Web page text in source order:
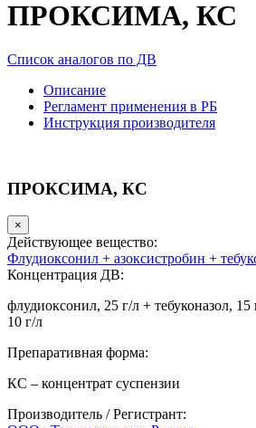
ПРОКСИМА, КС
Список аналогов по ДВ
Описание
Регламент применения в РБ
Инструкция производителя
ПРОКСИМА, КС
×
Действующее вещество:
Флудиоксонил + азоксистробин +
Концентрация ДВ:
флудиоксонил, 25 г/л + тебуконазол, 15
10 г/л
Препаративная форма:
КС – концентрат суспензии
Производитель / Регистрант: